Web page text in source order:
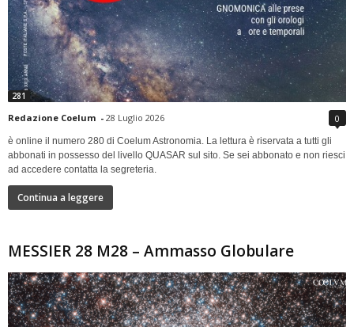
281
Redazione Coelum - 28 Luglio 2026 0
è online il numero 280 di Coelum Astronomia. La lettura è riservata a tutti gli
abbonati in possesso del livello QUASAR sul sito. Se sei abbonato e non riesci
ad accedere contatta la segreteria.
Continua a leggere
MESSIER 28 M28 – Ammasso Globulare